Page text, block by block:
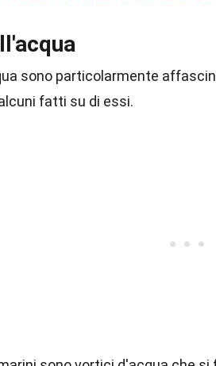
sono particolarmente
fatti su di essi.